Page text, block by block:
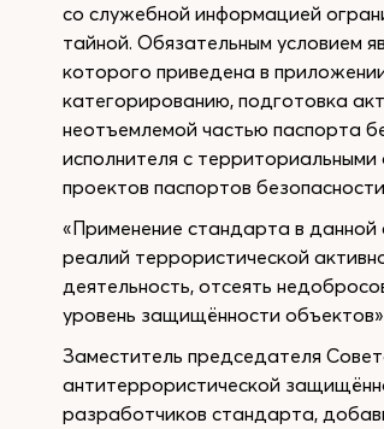
со служебной информацией
тайной. Обязательным условием
которого приведена в
категорированию, подготовка
неотъемлемой частью паспорта
исполнителя с
проектов паспортов
«Применение стандарта в данной
реалий террористической
деятельность, отсеять
уровень защищённости
Заместитель председателя
антитеррористической
разработчиков стандарта,